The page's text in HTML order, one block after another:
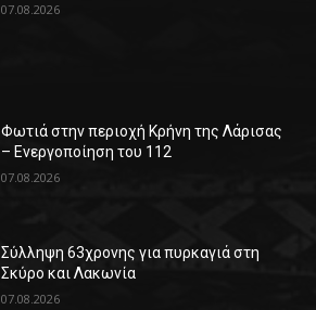
07.08.2026
Φωτιά στην περιοχή Κρήνη της Λάρισας
– Ενεργοποίηση του 112
07.08.2026
Σύλληψη 63χρονης για πυρκαγιά στη
Σκύρο και Λακωνία
07.08.2026